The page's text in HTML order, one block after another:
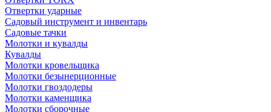
Отвертки ударные
Садовый инструмент и инвентарь
Садовые тачки
Молотки и кувалды
Кувалды
Молотки кровельщика
Молотки безынерционные
Молотки гвоздодеры
Молотки каменщика
Молотки сборочные